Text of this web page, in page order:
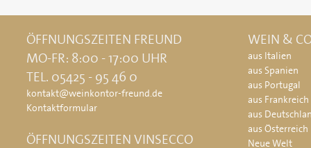
ÖFFNUNGSZEITEN FREUND
MO-FR: 8:00 - 17:00 UHR
TEL. 05425 - 95 46 0
kontakt@weinkontor-freund.de
Kontaktformular
ÖFFNUNGSZEITEN VINSECCO
WEIN &
aus Italien
aus Spanien
aus Portugal
aus Frankreich
aus
aus Österreich
Neue Welt